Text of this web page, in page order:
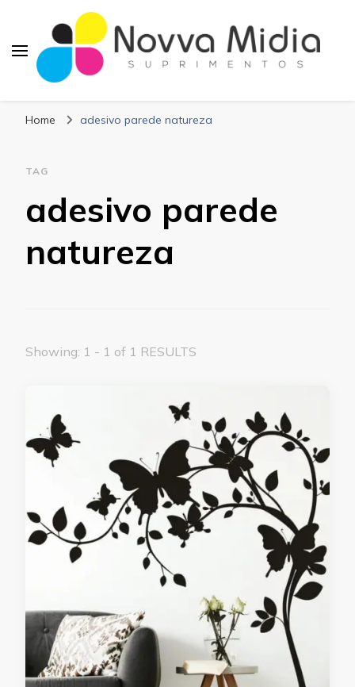
Suprimentos
Home adesivo parede natureza
TAG
adesivo parede
natureza
Showing: 1 - 1 of 1 RESULTS